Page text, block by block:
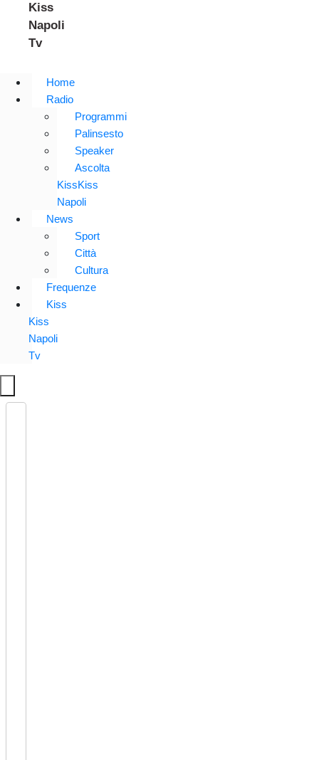
Kiss
Napoli
Tv
Home
Radio
Programmi
Palinsesto
Speaker
Ascolta
KissKiss
Napoli
News
Sport
Città
Cultura
Frequenze
Kiss
Kiss
Napoli
Tv